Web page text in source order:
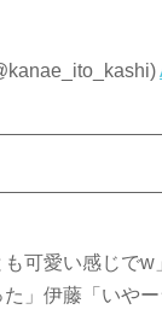
可愛い感じで
た」伊藤「い